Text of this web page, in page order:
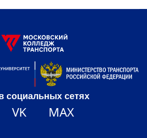
социальных сетях
VK MAX